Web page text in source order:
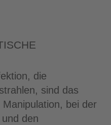
die
sind das
bei der
den